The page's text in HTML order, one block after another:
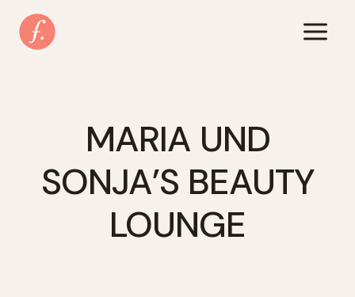
Inhalt
springen
MARIA UND
SONJA’S BEAUTY
LOUNGE